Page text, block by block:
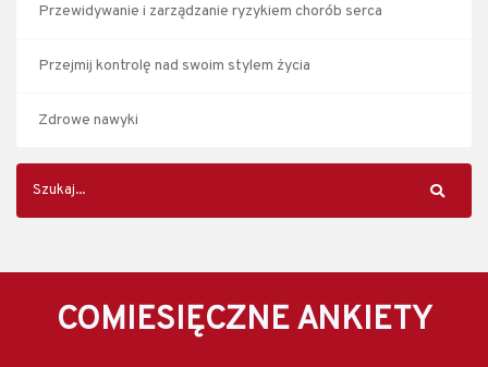
Przewidywanie i zarządzanie ryzykiem chorób serca
Przejmij kontrolę nad swoim stylem życia
Zdrowe nawyki
COMIESIĘCZNE ANKIETY